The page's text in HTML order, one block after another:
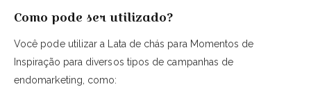
Como pode ser utilizado?
Você pode utilizar a Lata de chás para Momentos de
Inspiração para diversos tipos de campanhas de
endomarketing, como: